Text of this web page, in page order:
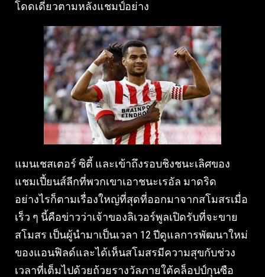
โดดเดี่ยวตามหลังแชมป์อย่าง
แมนเชสเตอร์ ซิตี้ และเข้าถึงรอบชิงชนะเลิศของ
แชมเปี้ยนส์ลีกที่พวกเขาเอาชนะเรอัล มาดริด
อย่างไรก็ตามเรื่องใหญ่ที่สุดที่ออกมาจากสโมสรเมื่อ
เร็ว ๆ นี้คือข่าวว่าเจ้าของลิเวอร์พูลเปิดรับที่จะขาย
สโมสร เป็นผู้นํามาเป็นเวลา 12 ปีดูแลการพัฒนาใหม่
ของแอนฟิลด์และได้เห็นสโมสรมีความสุขกับช่วง
เวลาที่เต็มไปด้วยถ้วยรางวัลภายใต้คล็อปป์กุนซือ